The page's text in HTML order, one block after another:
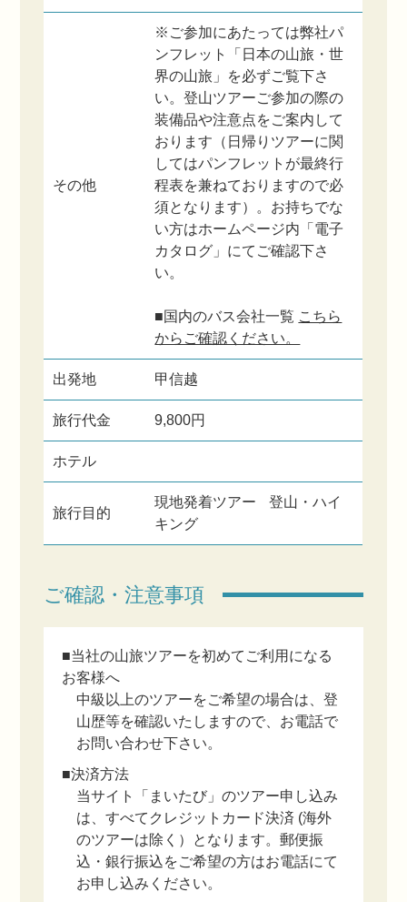
その他
※ご参加にあたっては弊社パ
ンフレット「日本の山旅・世
界の山旅」を必ずご覧下さ
い。登山ツアーご参加の際の
装備品や注意点をご案内して
おります（日帰りツアーに関
してはパンフレットが最終行
程表を兼ねておりますので必
須となります）。お持ちでな
い方はホームページ内「電子
カタログ」にてご確認下さ
い。
■国内のバス会社一覧 こちら
からご確認ください。
出発地 甲信越
旅行代金 9,800円
ホテル
旅行目的
現地発着ツアー
登山・ハイ
キング
ご確認・注意事項
■当社の山旅ツアーを初めてご利用になる
お客様へ
中級以上のツアーをご希望の場合は、登
山歴等を確認いたしますので、お電話で
お問い合わせ下さい。
■決済方法
当サイト「まいたび」のツアー申し込み
は、すべてクレジットカード決済 (海外
のツアーは除く）となります。郵便振
込・銀行振込をご希望の方はお電話にて
お申し込みください。